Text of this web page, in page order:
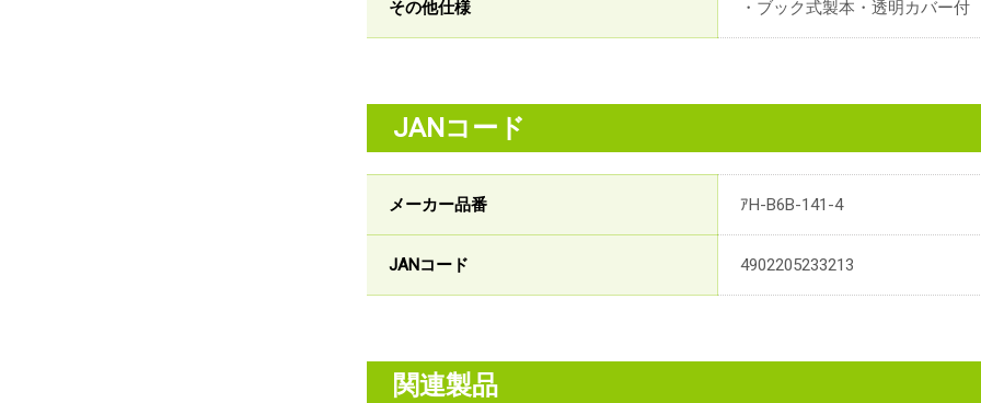
その他仕様 ・ブック式製本・透明カバー付
JANコード
メーカー品番 ｱH-B6B-141-4
JANコード 4902205233213
関連製品